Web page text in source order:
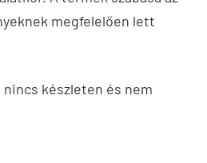
megfelelően lett
készleten és nem